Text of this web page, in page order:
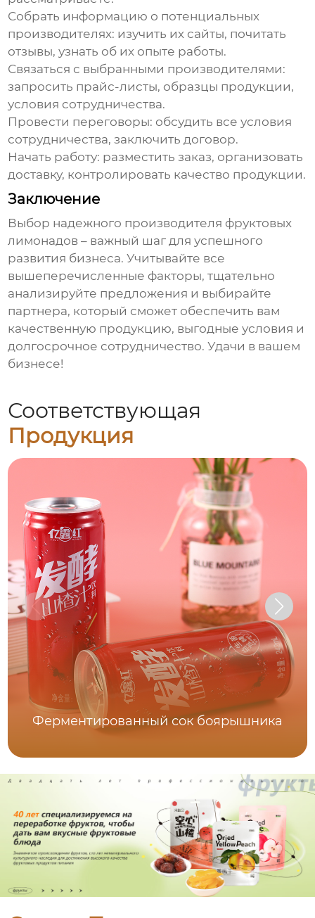
Собрать информацию о потенциальных
производителях: изучить их сайты, почитать
отзывы, узнать об их опыте работы.
Связаться с выбранными производителями:
запросить прайс-листы, образцы продукции,
условия сотрудничества.
Провести переговоры: обсудить все условия
сотрудничества, заключить договор.
Начать работу: разместить заказ, организовать
доставку, контролировать качество продукции.
Заключение
Выбор надежного производителя фруктовых
лимонадов – важный шаг для успешного
развития бизнеса. Учитывайте все
вышеперечисленные факторы, тщательно
анализируйте предложения и выбирайте
партнера, который сможет обеспечить вам
качественную продукцию, выгодные условия и
долгосрочное сотрудничество. Удачи в вашем
бизнесе!
Соответствующая
Продукция
Ферментированный сок боярышника